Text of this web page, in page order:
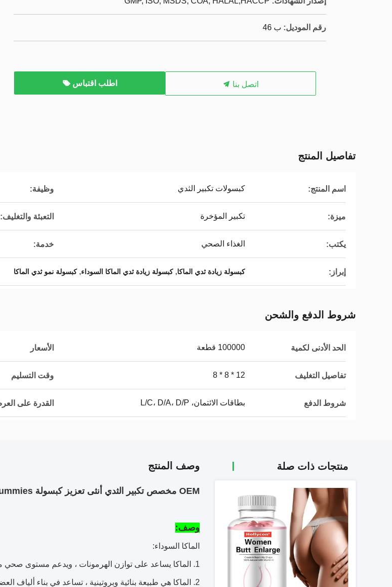
رقم الموديل: ب 46
اتصل بنا اطلب اقتباس
تفاصيل المنتج
اسم المنتج: كبسولات تكبير الثدي وظيفة:
ميزة: تكبير المؤخرة التعبئة والتغليف:
يكتب: الغذاء الصحي خدمة:
إبراز: كبسولة زيادة ثدي الماكا,كبسولة زيادة ثدي الماكا السوداء,كبسولة نمو ثدي الماكا
شروط الدفع والشحن
الحد الأدنى لكمية 100000 قطعة الأسعار
تفاصيل التغليف 12 * 8 * 8 وقت التسليم
شروط الدفع بطاقات الائتمان، L/C، D/A، D/P القدرة على
منتجات ذات صلة وصف المنتج
OEM مخصص تكبير الثدي أنثى تعزيز كبسولة Gummies
وصف:
الماكا السوداء:
1. الماكا يساعد على توازن الهرمونات ، ويدعم مستوى صحي من هرمون الاستروجين ، ويساعد على تعزيز منحنيات الإناث
2. الماكا هي طبيعة بنائية وبروتينية ، تساعد في بناء